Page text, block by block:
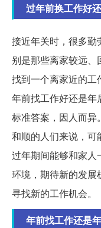
过年前换工作好
接近年关时，很多
别是那些离家较远
找到一个离家近的工
年前找工作好还是
标准答案，因人而异
和顺的人们来说，可
过年期间能够和家
环境，期待新的发展
寻找新的工作机会。
年前找工作还是